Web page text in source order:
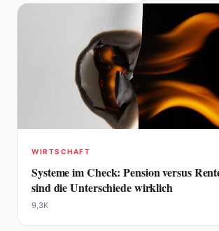
WIRTSCHAFT
Systeme im Check: Pension versus
sind die Unterschiede wirklich
9,3K